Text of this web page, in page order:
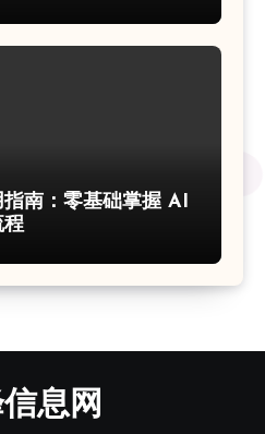
南：零基础掌握 AI
程
息网